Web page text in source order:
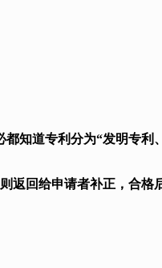
道专利分为“发明专利
回给申请者补正，合格